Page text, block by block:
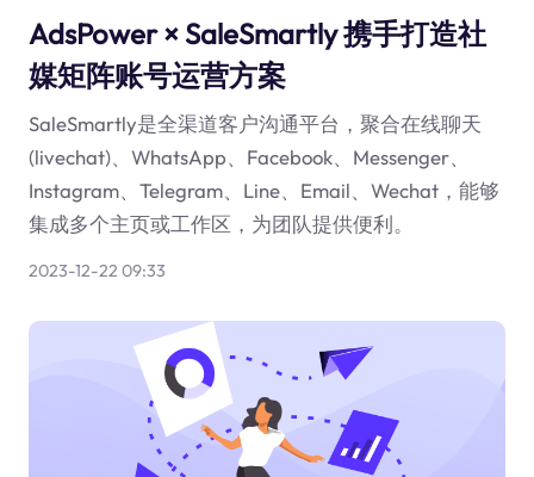
AdsPower × SaleSmartly 携手打造社
媒矩阵账号运营方案
SaleSmartly是全渠道客户沟通平台，聚合在线聊天
(livechat)、WhatsApp、Facebook、Messenger、
Instagram、Telegram、Line、Email、Wechat，能够
集成多个主页或工作区，为团队提供便利。
2023-12-22 09:33